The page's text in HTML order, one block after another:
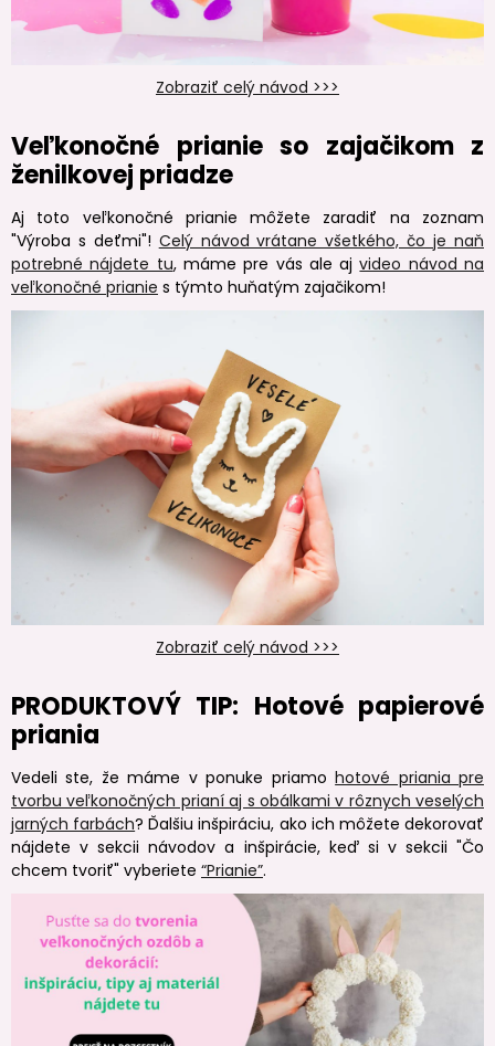
Zobraziť celý návod >>>
Veľkonočné prianie so zajačikom z
ženilkovej priadze
Aj toto veľkonočné prianie môžete zaradiť na zoznam
"Výroba s deťmi"! Celý návod vrátane všetkého, čo je naň
potrebné nájdete tu, máme pre vás ale ajvideo návod na
veľkonočné prianie s týmto huňatým zajačikom!
Zobraziť celý návod >>>
PRODUKTOVÝ TIP: Hotové papierové
priania
Vedeli ste, že máme v ponuke priamohotové priania pre
tvorbu veľkonočných prianí aj s obálkami v rôznych veselých
jarných farbách? Ďalšiu inšpiráciu, ako ich môžete dekorovať
nájdete v sekcii návodov a inšpirácie, keď si v sekcii "Čo
chcem tvoriť" vyberiete “Prianie”.